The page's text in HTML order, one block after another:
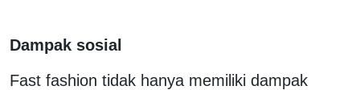
Dampak sosial
Fast fashion tidak hanya memiliki dampak